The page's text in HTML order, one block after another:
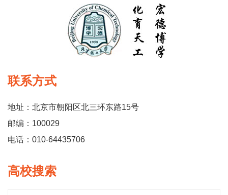
联系方式
地址：北京市朝阳区北三环东路15号
邮编：100029
电话：010-64435706
高校搜索